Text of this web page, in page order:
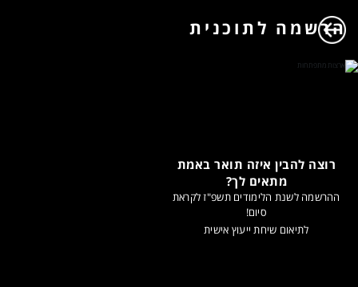
הרשמה לתוכנית
רוצה להבין איזה תואר באמת
מתאים לך?
ההרשמה לשנת הלימודים תשפ"ז לקראת
סיום!
לתיאום שיחת ייעוץ אישית